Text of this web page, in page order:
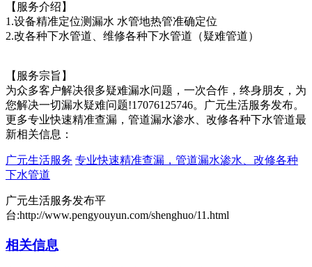
【服务介绍】
1.设备精准定位测漏水 水管地热管准确定位
2.改各种下水管道、维修各种下水管道（疑难管道）
【服务宗旨】
为众多客户解决很多疑难漏水问题，一次合作，终身朋友，为
您解决一切漏水疑难问题!17076125746。广元生活服务发布。
更多专业快速精准查漏，管道漏水渗水、改修各种下水管道最
新相关信息：
广元生活服务 专业快速精准查漏，管道漏水渗水、改修各种
下水管道
广元生活服务发布平
台:http://www.pengyouyun.com/shenghuo/11.html
相关信息